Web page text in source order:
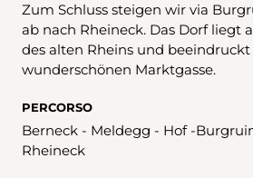
Zum Schluss steigen wir via
ab nach Rheineck. Das Dorf liegt
des alten Rheins und
wunderschönen Marktgasse.
PERCORSO
Berneck - Meldegg - Hof -
Rheineck